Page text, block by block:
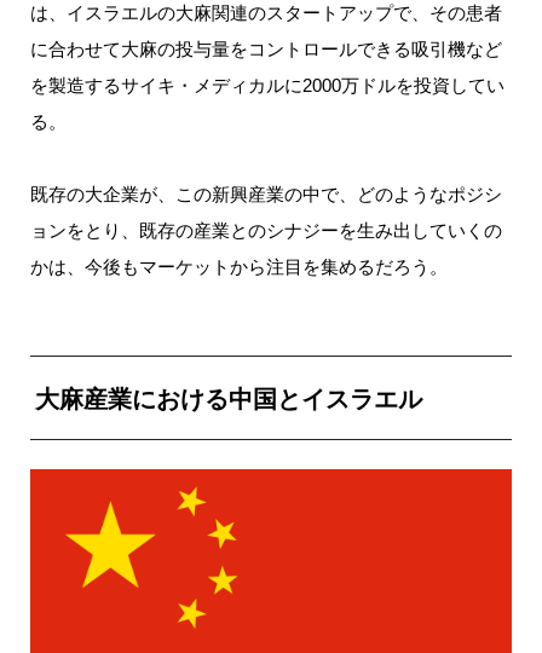
は、イスラエルの大麻関連のスタートアップで、その患者
に合わせて大麻の投与量をコントロールできる吸引機など
を製造するサイキ・メディカルに2000万ドルを投資してい
る。
既存の大企業が、この新興産業の中で、どのようなポジシ
ョンをとり、既存の産業とのシナジーを生み出していくの
かは、今後もマーケットから注目を集めるだろう。
大麻産業における中国とイスラエル